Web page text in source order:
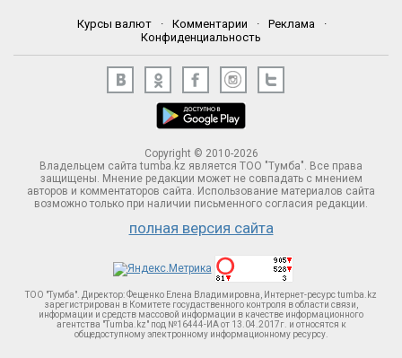
Курсы валют · Комментарии · Реклама
·
Конфиденциальность
Copyright © 2010-2026
Владельцем сайта tumba.kz является ТОО "Тумба". Все права
защищены. Мнение редакции может не совпадать с мнением
авторов и комментаторов сайта. Использование материалов сайта
возможно только при наличии письменного согласия редакции.
полная версия сайта
ТОО "Тумба". Директор: Фещенко Елена Владимировна, Интернет-ресурс tumba.kz
зарегистрирован в Комитете госудаственного контроля в области связи,
информации и средств массовой информации в качестве информационного
агентства "Tumba.kz" под №16444-ИА от 13.04.2017г. и относятся к
общедоступному электронному информационному ресурсу.